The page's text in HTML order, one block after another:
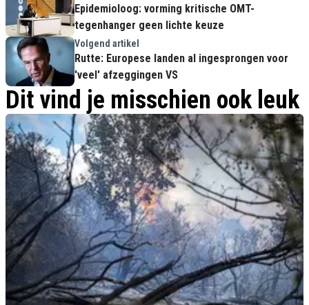
Epidemioloog: vorming kritische OMT-
tegenhanger geen lichte keuze
Volgend artikel
Rutte: Europese landen al ingesprongen voor
'veel' afzeggingen VS
Dit vind je misschien ook leuk